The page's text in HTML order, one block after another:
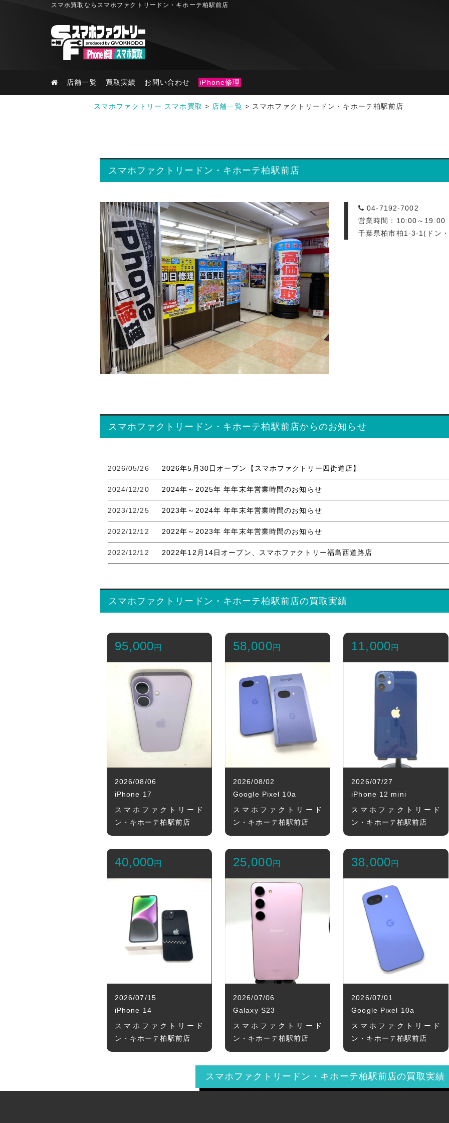
スマホ買取ならスマホファクトリードン・キホーテ柏駅前店
店舗一覧 買取実績 お問い合わせ iPhone修理
スマホファクトリー スマホ買取 > 店舗一覧 > スマホファクトリードン・キホーテ柏駅前店
スマホファクトリードン・キホーテ柏駅前店
04-7192-7002
営業時間：10:00～19:00
千葉県柏市柏1-3-1(ドン
スマホファクトリードン・キホーテ柏駅前店からのお知らせ
2026/05/26 2026年5月30日オープン【スマホファクトリー四街道店】
2024/12/20 2024年～2025年 年年末年営業時間のお知らせ
2023/12/25 2023年～2024年 年年末年営業時間のお知らせ
2022/12/12 2022年～2023年 年年末年営業時間のお知らせ
2022/12/12 2022年12月14日オープン、スマホファクトリー福島西道路店
スマホファクトリードン・キホーテ柏駅前店の買取実績
95,000 円
2026/08/06
iPhone 17
スマホファクトリード
ン・キホーテ柏駅前店
58,000 円
2026/08/02
Google Pixel 10a
スマホファクトリード
ン・キホーテ柏駅前店
11,000 円
2026/07/27
iPhone 12 mini
スマホファクトリード
ン・キホーテ柏駅前店
40,000 円
2026/07/15
iPhone 14
スマホファクトリード
ン・キホーテ柏駅前店
25,000 円
2026/07/06
Galaxy S23
スマホファクトリード
ン・キホーテ柏駅前店
38,000 円
2026/07/01
Google Pixel 10a
スマホファクトリード
ン・キホーテ柏駅前店
スマホファクトリードン・キホーテ柏駅前店の買取実